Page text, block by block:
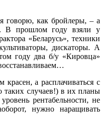
говорю, как бройлеры, – а
В прошлом году взяли у
«Беларусь», техники
дискаторы. А
году два б/у «Кировца»
красен, а расплачиваться с
таких случаев!) в их планы
рентабельности, не
нужно наращивать